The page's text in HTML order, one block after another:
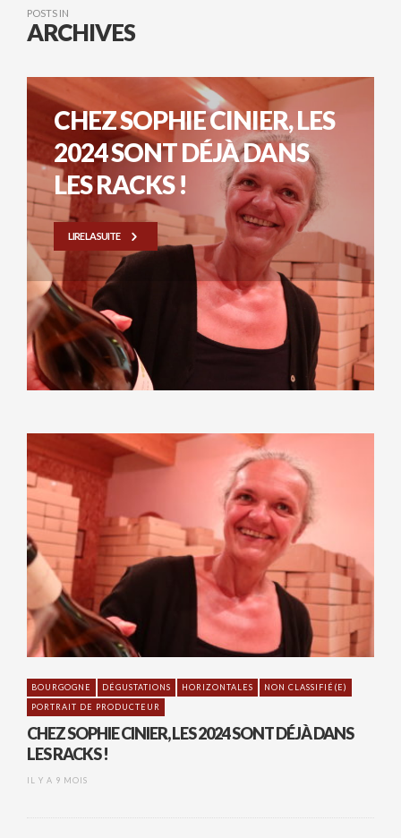
POSTS IN
ARCHIVES
CHEZ SOPHIE CINIER, LES
2024 SONT DÉJÀ DANS
LES RACKS !
LIRE LA SUITE
BOURGOGNE DÉGUSTATIONS HORIZONTALES
NON CLASSIFIÉ(E)
PORTRAIT DE PRODUCTEUR
CHEZ SOPHIE CINIER, LES 2024 SONT DÉJÀ DANS
LES RACKS !
IL Y A 9 MOIS